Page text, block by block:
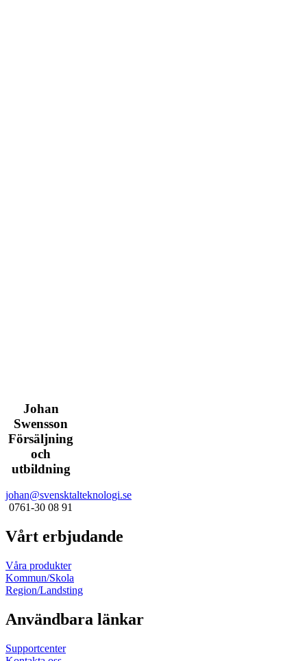
Johan
Swensson
Försäljning
och
utbildning
johan@svensktalteknologi.se
0761-30 08 91
Vårt erbjudande
Våra produkter
Kommun/Skola
Region/Landsting
Användbara länkar
Supportcenter